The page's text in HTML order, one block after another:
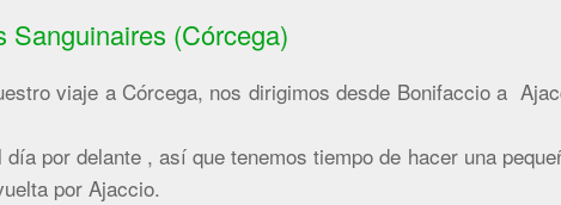
Sanguinaires (Córcega)
viaje a Córcega, nos dirigimos desde Bonifaccio a
día por delante , así que tenemos tiempo de hacer una
por Ajaccio.